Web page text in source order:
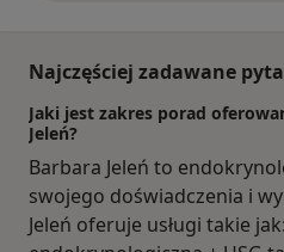
Najczęściej zadawane
Jaki jest zakres porad
Jeleń?
Barbara Jeleń to
swojego doświadczenia i
Jeleń oferuje usługi takie